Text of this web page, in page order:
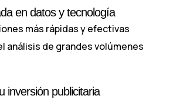
en datos y tecnología
más rápidas y efectivas
análisis de grandes volúmenes
inversión publicitaria